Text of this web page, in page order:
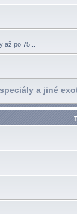
až po 75...
a jiné